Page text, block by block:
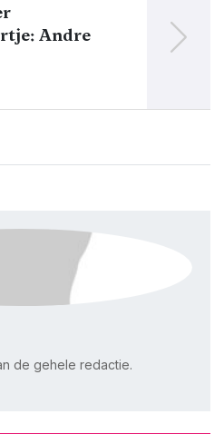
Andre
de gehele redactie.